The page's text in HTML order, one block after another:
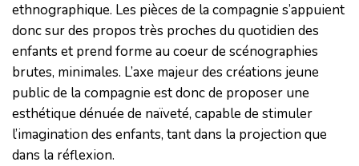
ethnographique. Les pièces de la compagnie s’appuient
donc sur des propos très proches du quotidien des
enfants et prend forme au coeur de scénographies
brutes, minimales. L’axe majeur des créations jeune
public de la compagnie est donc de proposer une
esthétique dénuée de naïveté, capable de stimuler
l’imagination des enfants, tant dans la projection que
dans la réflexion.